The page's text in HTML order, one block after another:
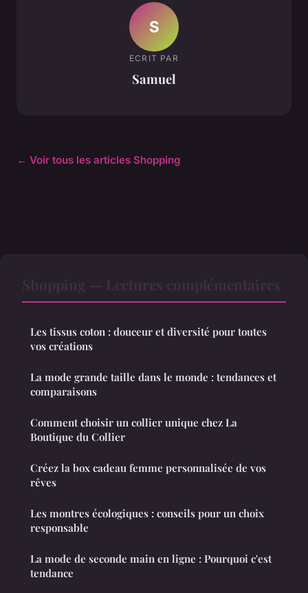
S
ECRIT PAR
Samuel
← Voir tous les articles Shopping
Les tissus coton : douceur et diversité pour toutes
vos créations
La mode grande taille dans le monde : tendances et
comparaisons
Comment choisir un collier unique chez La
Boutique du Collier
Créez la box cadeau femme personnalisée de vos
rêves
Les montres écologiques : conseils pour un choix
responsable
La mode de seconde main en ligne : Pourquoi c'est
tendance